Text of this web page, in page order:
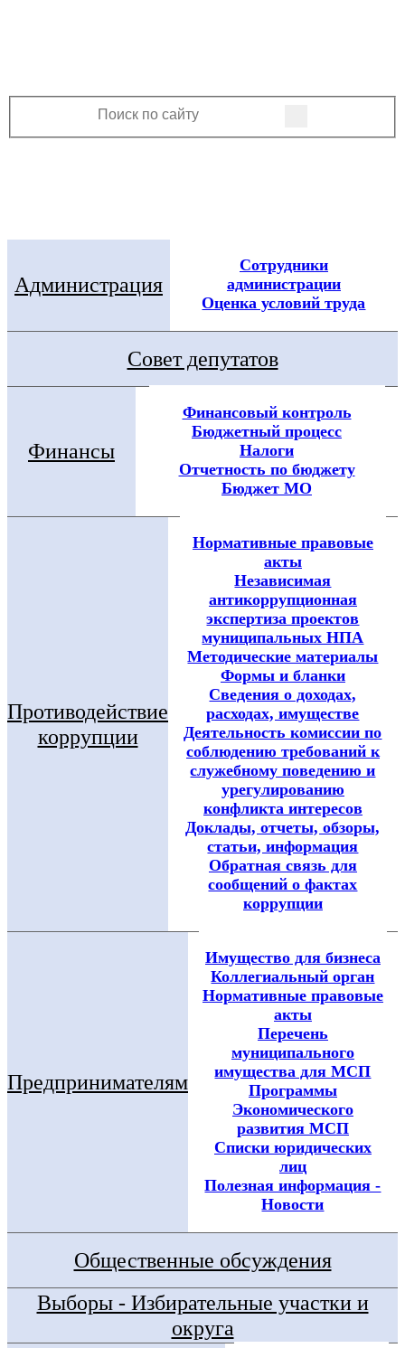
Администрация
Сотрудники
администрации
Оценка условий труда
Совет депутатов
Финансы
Финансовый контроль
Бюджетный процесс
Налоги
Отчетность по бюджету
Бюджет МО
Противодействие
коррупции
Нормативные правовые
акты
Независимая
антикоррупционная
экспертиза проектов
муниципальных НПА
Методические материалы
Формы и бланки
Сведения о доходах,
расходах, имуществе
Деятельность комиссии по
соблюдению требований к
служебному поведению и
урегулированию
конфликта интересов
Доклады, отчеты, обзоры,
статьи, информация
Обратная связь для
сообщений о фактах
коррупции
Предпринимателям
Имущество для бизнеса
Коллегиальный орган
Нормативные правовые
акты
Перечень
муниципального
имущества для МСП
Программы
Экономического
развития МСП
Списки юридических
лиц
Полезная информация -
Новости
Общественные обсуждения
Выборы - Избирательные участки и
округа